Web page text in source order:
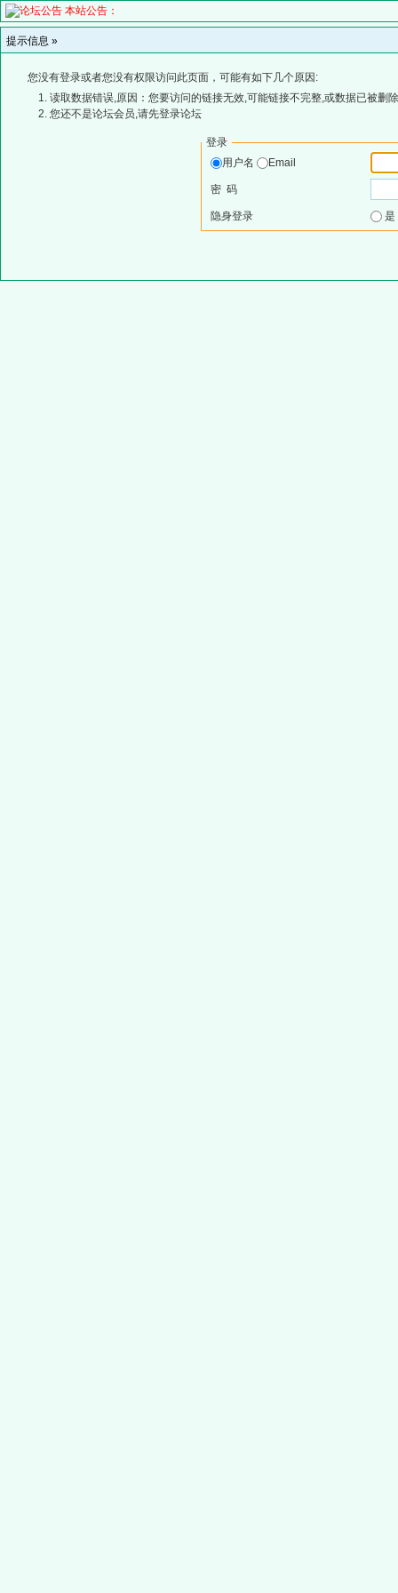
本站公告：
提示信息 »
您没有登录或者您没有权限访问此页面，可能有如下几个原因:
读取数据错误,原因：您要访问的链接无效,可能链接不完整,或数据已被删
您还不是论坛会员,请先登录论坛
登录
用户名
Email
密 码
隐身登录